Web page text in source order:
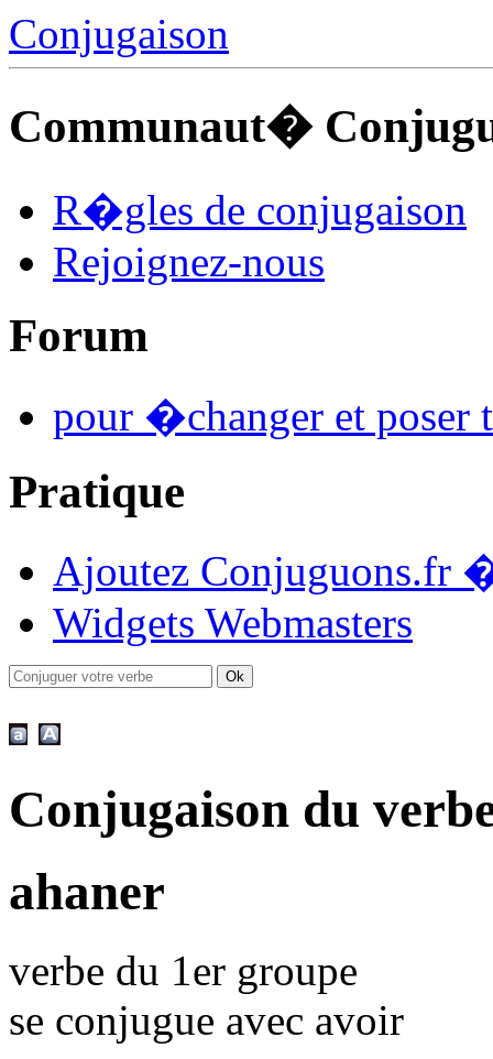
Conjugaison
Communaut�
R�gles de conjugaison
Rejoignez-nous
Forum
pour �changer et poser
Pratique
Ajoutez Conjuguons.fr
Widgets Webmasters
Conjugaison du
ahaner
verbe du 1er groupe
se conjugue avec avoir